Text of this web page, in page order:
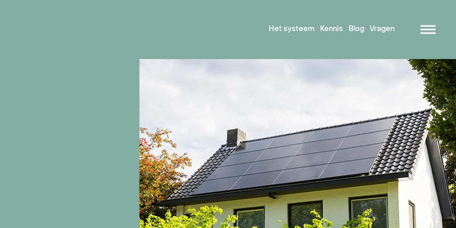
Bestaande bouw
Nieuwbouw
Verkoopproces
Blog
Reviews
Volthera voor
installateurs
Het systeem Kennis Blog Vragen